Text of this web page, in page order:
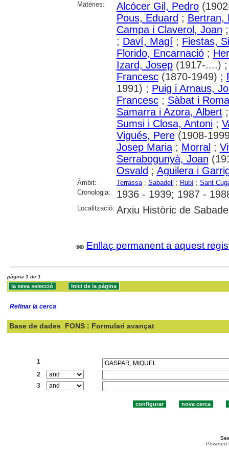
Matèries:
Alcócer Gil, Pedro
Pous, Eduard ; Bertran,
Campa i Claverol, Joan
; Daví, Magí; Fiestas,
Florido, Encarnació;
Izard, Josep(1917-....)
Francesc(1870-1949) ;
1991) ; Puig i Arnaus,
Francesc; Sàbat i
Samarra i Azora, Albert
Sumsi i Closa, Antoni;
Vigués, Pere(1908-
Josep Maria; Morral ;
Serrabogunyà, Joan
Osvald ; Aguilera i
Àmbit: Terrassa; Sabadell ; Rubí; Sant
Cronologia:
1936 - 1939; 1987 -
Localització: Arxiu Històric de
Enllaç permanent a aquest
pàgina 1 de 1
Refinar la cerca
Base de dades FONS : Formulari avançat
1
2
3
Powered